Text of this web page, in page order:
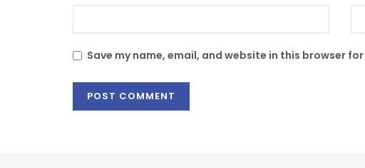
Save my name, email, and website in this browser